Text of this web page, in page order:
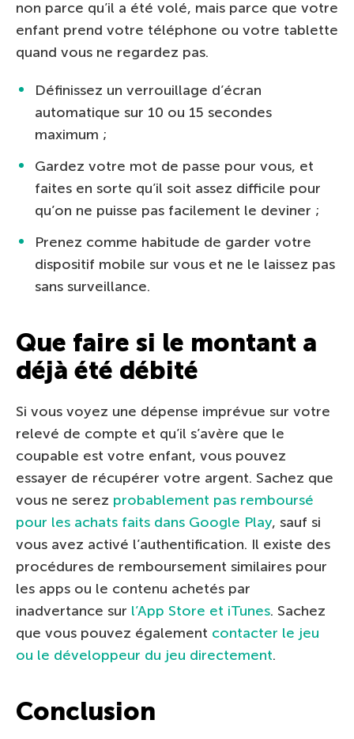
non parce qu’il a été volé, mais parce que votre
enfant prend votre téléphone ou votre tablette
quand vous ne regardez pas.
Définissez un verrouillage d’écran
automatique sur 10 ou 15 secondes
maximum ;
Gardez votre mot de passe pour vous, et
faites en sorte qu’il soit assez difficile pour
qu’on ne puisse pas facilement le deviner ;
Prenez comme habitude de garder votre
dispositif mobile sur vous et ne le laissez pas
sans surveillance.
Que faire si le montant a
déjà été débité
Si vous voyez une dépense imprévue sur votre
relevé de compte et qu’il s’avère que le
coupable est votre enfant, vous pouvez
essayer de récupérer votre argent. Sachez que
vous ne serez probablement pas remboursé
pour les achats faits dans Google Play, sauf si
vous avez activé l’authentification. Il existe des
procédures de remboursement similaires pour
les apps ou le contenu achetés par
inadvertance sur l’App Store et iTunes. Sachez
que vous pouvez également contacter le jeu
ou le développeur du jeu directement.
Conclusion